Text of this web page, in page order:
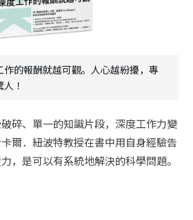
的報酬就越可觀。人心越紛擾，專
！
碎、單一的知識片段，深度工作力變
爾．紐波特教授在書中用自身經驗告
，是可以有系統地解決的科學問題。